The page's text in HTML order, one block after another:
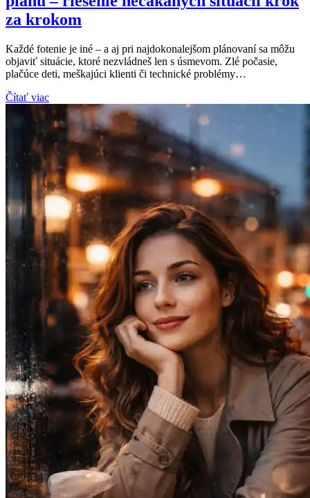
za krokom
Každé fotenie je iné – a aj pri najdokonalejšom plánovaní sa môžu
objaviť situácie, ktoré nezvládneš len s úsmevom. Zlé počasie,
plačúce deti, meškajúci klienti či technické problémy…
Čítať viac